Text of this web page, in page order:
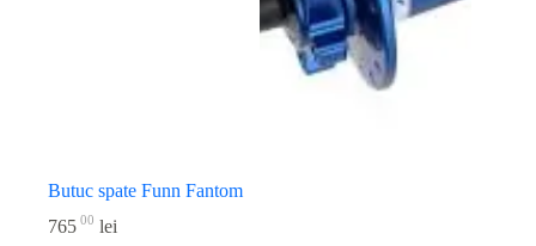
Butuc spate Funn Fantom
765 00 lei